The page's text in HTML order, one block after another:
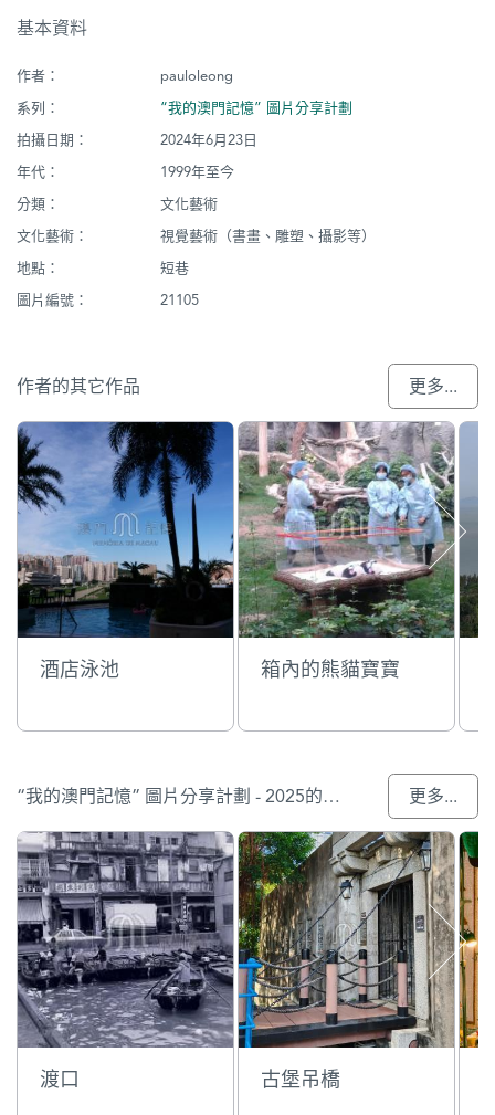
基本資料
作者：
pauloleong
系列：
“我的澳門記憶” 圖片分享計劃
拍攝日期：
2024年6月23日
年代：
1999年至今
分類：
文化藝術
文化藝術：
視覺藝術（書畫、雕塑、攝影等）
地點：
短巷
圖片編號：
21105
作者的其它作品 更多...
酒店泳池 箱內的熊貓寶寶
“我的澳門記憶” 圖片分享計劃 - 2025的入選作品 更多...
渡口 古堡吊橋